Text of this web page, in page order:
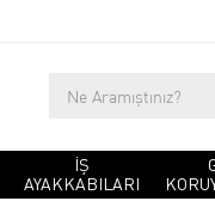
İŞ
AYAKKABILARI